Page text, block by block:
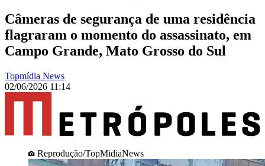
Câmeras de segurança de uma residência
flagraram o momento do assassinato, em
Campo Grande, Mato Grosso do Sul
Topmídia News
02/06/2026 11:14
Reprodução/TopMidiaNews